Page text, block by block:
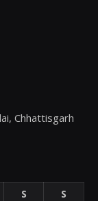
Chhattisgarh
S
S